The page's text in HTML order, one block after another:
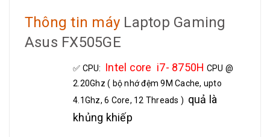
Thông tin máy Laptop Gaming
Asus FX505GE
✅ CPU: Intel core i7- 8750H CPU @
2.20Ghz ( bộ nhớ đệm 9M Cache, upto
4.1Ghz, 6 Core, 12 Threads ) quả là
khủng khiếp